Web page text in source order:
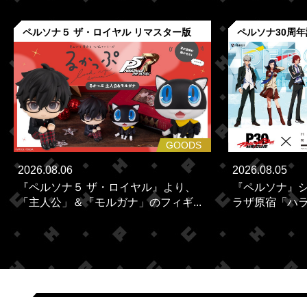
ペルソナ５ ザ・ロイヤル リマスター版
GOODS
2026.08.06
『ペルソナ５ ザ・ロイヤル』より、
「主人公」＆「モルガナ」のフィギ...
ペルソナ30周
2026.08.05
『ペルソナ』
ラザ原宿「ハ